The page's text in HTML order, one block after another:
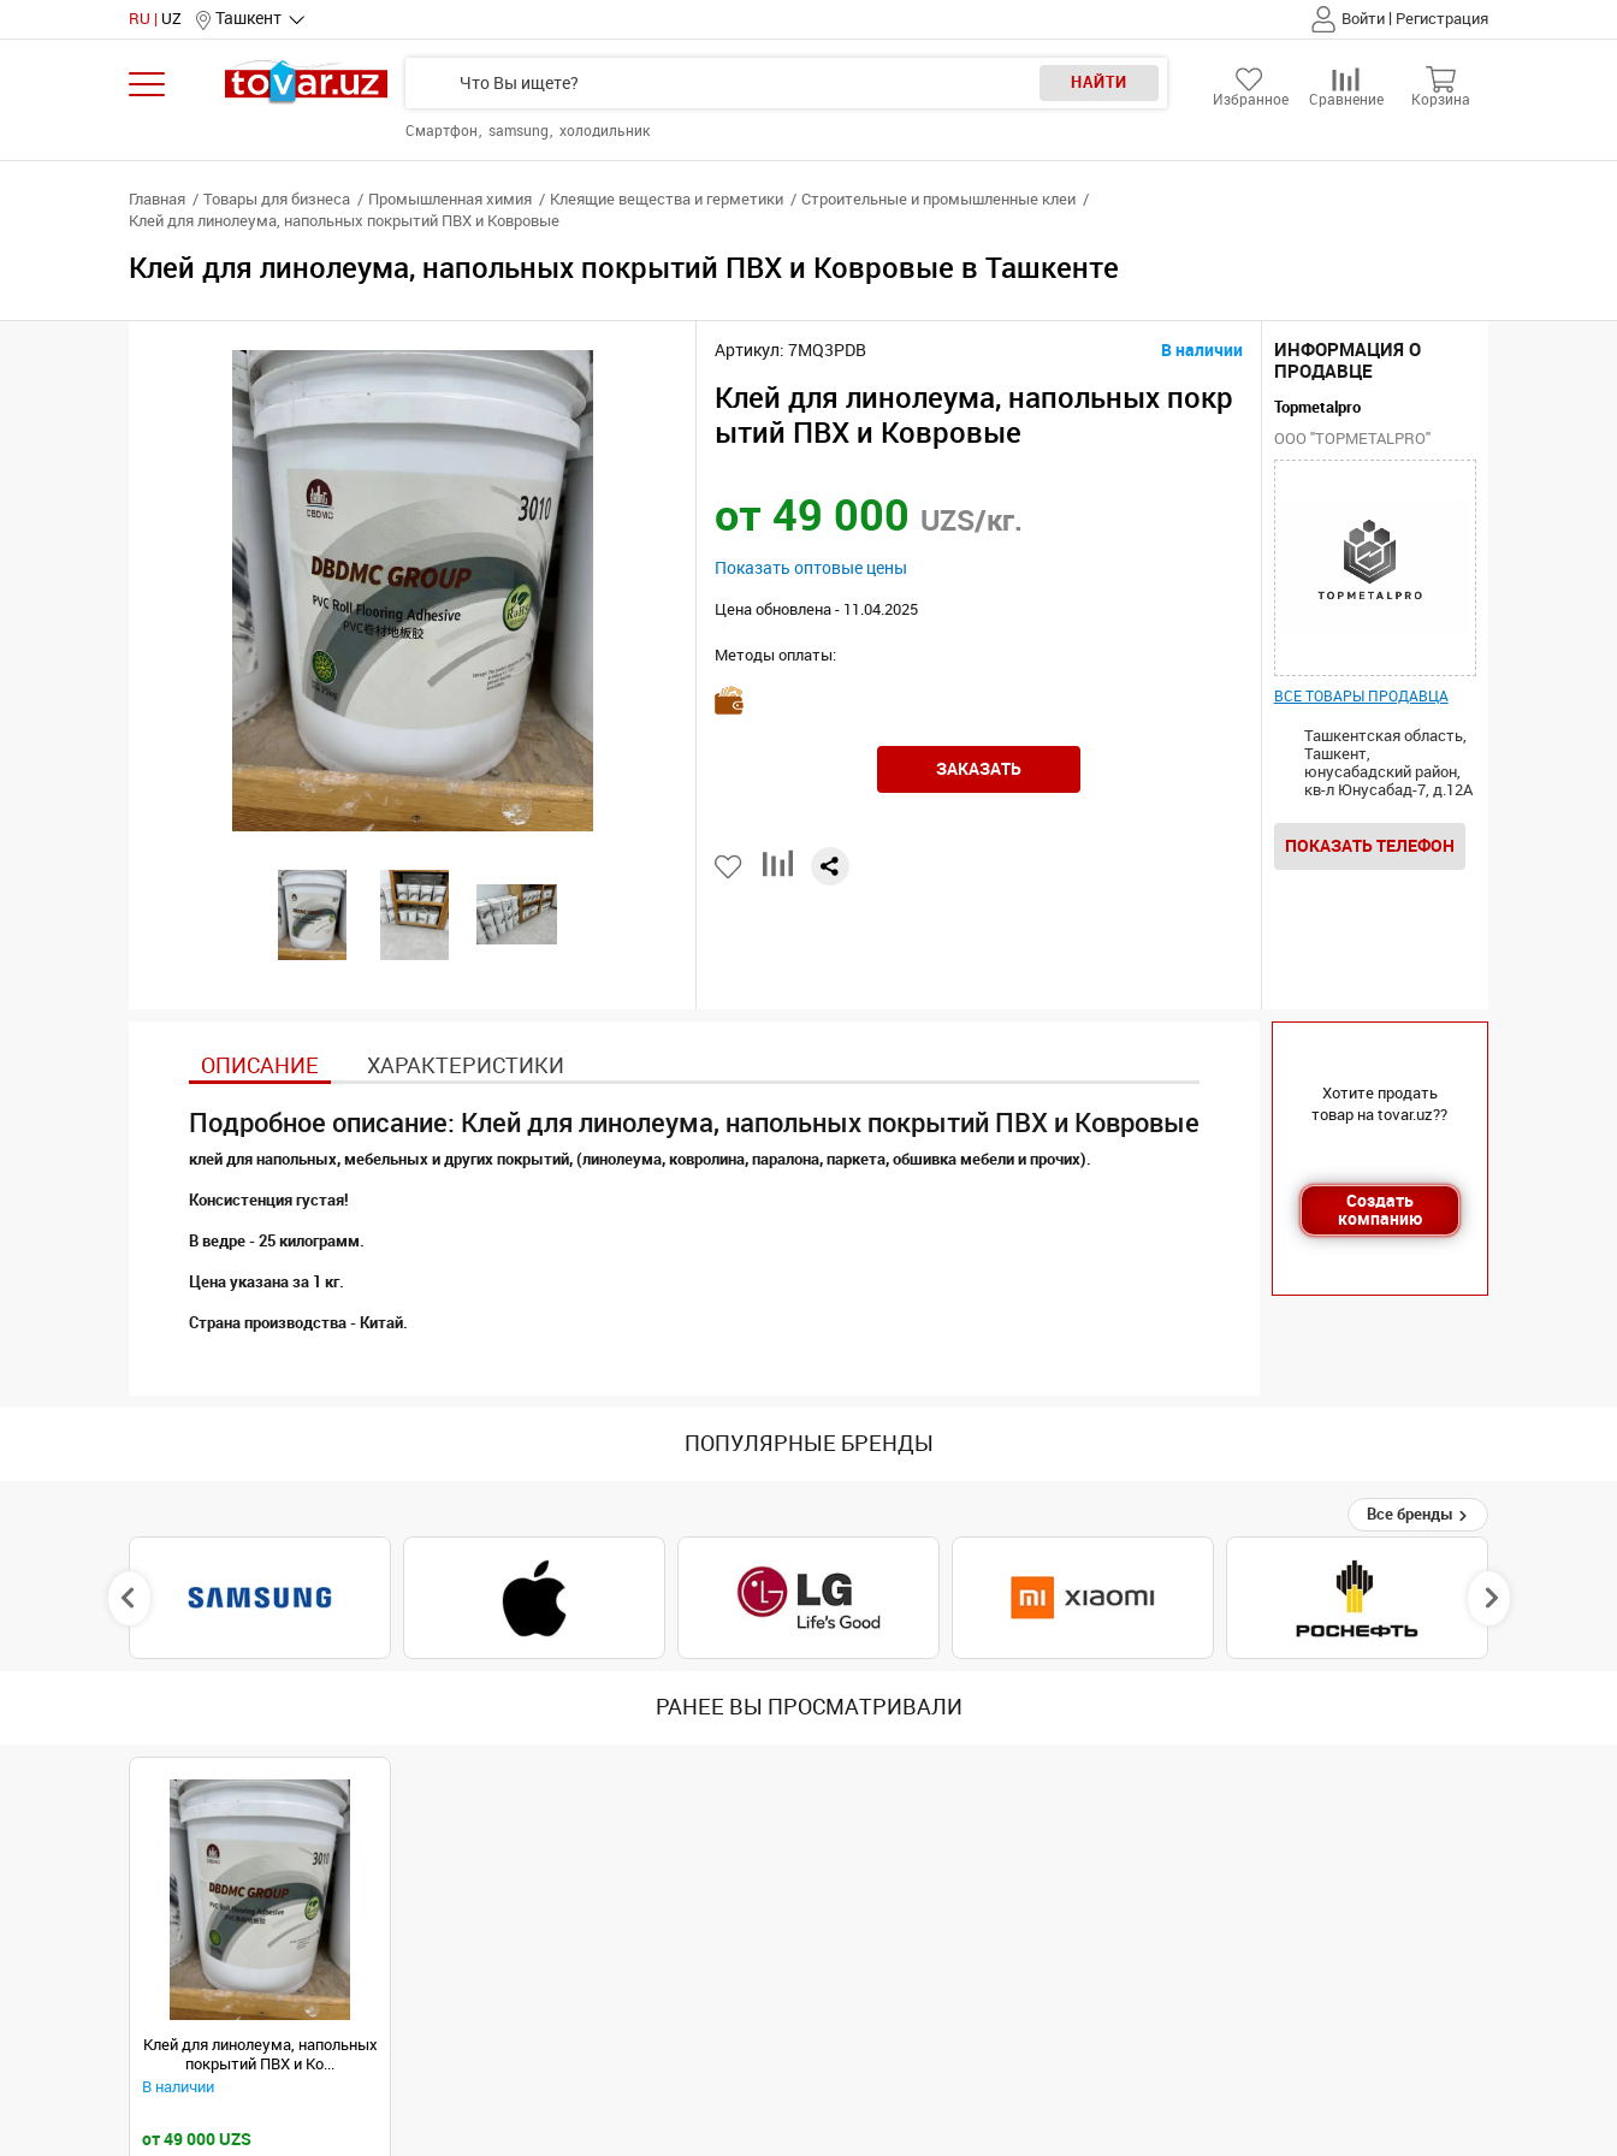
RU UZ Ташкент Войти | Регистрация
НАЙТИ
Смартфон samsung холодильник
Избранное Сравнение Корзина
Главная Товары для бизнеса Промышленная химия Клеящие вещества и герметики
Строительные и промышленные клеи
Клей для линолеума, напольных покрытий ПВХ и Ковровые
Клей для линолеума, напольных покрытий ПВХ и Ковровые в Ташкенте
Артикул: 7MQ3PDB В наличии
Клей для линолеума, напольных покр
ытий ПВХ и Ковровые
от 49 000 UZS/кг.
Показать оптовые цены
Цена обновлена - 11.04.2025
Методы оплаты:
ЗАКАЗАТЬ
ИНФОРМАЦИЯ О
ПРОДАВЦЕ
Topmetalpro
ООО "TOPMETALPRO"
ВСЕ ТОВАРЫ ПРОДАВЦА
Ташкентская область,
Ташкент,
юнусабадский район,
кв-л Юнусабад-7, д.12А
ПОКАЗАТЬ ТЕЛЕФОН
ОПИСАНИЕ ХАРАКТЕРИСТИКИ
Подробное описание: Клей для линолеума, напольных покрытий ПВХ и Ковровые
клей для напольных, мебельных и других покрытий, (линолеума, ковролина, паралона, паркета, обшивка мебели и прочих).
Консистенция густая!
В ведре - 25 килограмм.
Цена указана за 1 кг.
Страна производства - Китай.
Хотите продать
товар на tovar.uz??
Создать
компанию
ПОПУЛЯРНЫЕ БРЕНДЫ
Все бренды
РАНЕЕ ВЫ ПРОСМАТРИВАЛИ
Клей для линолеума, напольных
покрытий ПВХ и Ко...
В наличии
от 49 000 UZS